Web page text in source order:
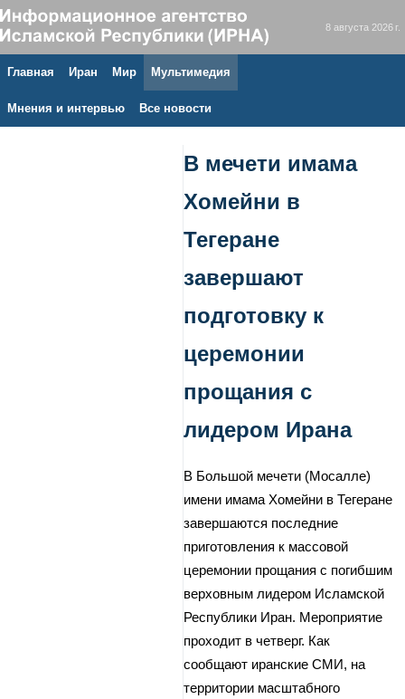
8 августа 2026 г.
Главная Иран Мир Мультимедия
Мнения и интервью Все новости
В мечети имама
Хомейни в
Тегеране
завершают
подготовку к
церемонии
прощания с
лидером Ирана
В Большой мечети (Мосалле)
имени имама Хомейни в Тегеране
завершаются последние
приготовления к массовой
церемонии прощания с погибшим
верховным лидером Исламской
Республики Иран. Мероприятие
проходит в четверг. Как
сообщают иранские СМИ, на
территории масштабного